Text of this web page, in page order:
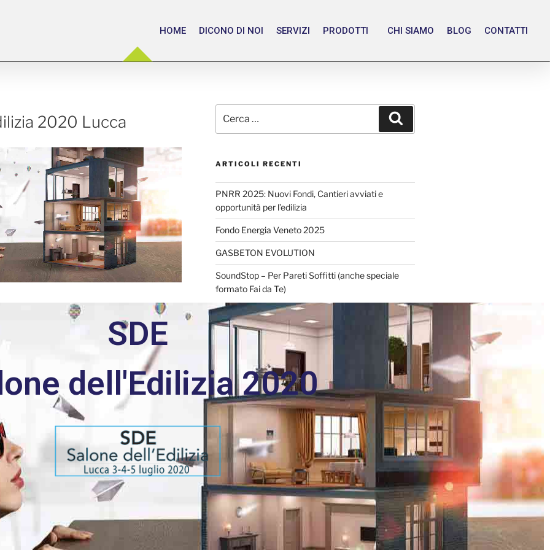
HOME DICONO DI NOI SERVIZI PRODOTTI CHI SIAMO BLOG CONTATTI
2020 Lucca
SDE
dell'Edilizia 2020
ARTICOLI RECENTI
PNRR 2025: Nuovi Fondi, Cantieri avviati e
opportunità per l’edilizia
Fondo Energia Veneto 2025
GASBETON EVOLUTION
SoundStop – Per Pareti Soffitti (anche speciale
formato Fai da Te)
Pannello per Isolamento Acustico
COMMENTI RECENTI
ARCHIVI
Marzo 2025
Febbraio 2025
Settembre 2024
Aprile 2024
Marzo 2024
Febbraio 2024